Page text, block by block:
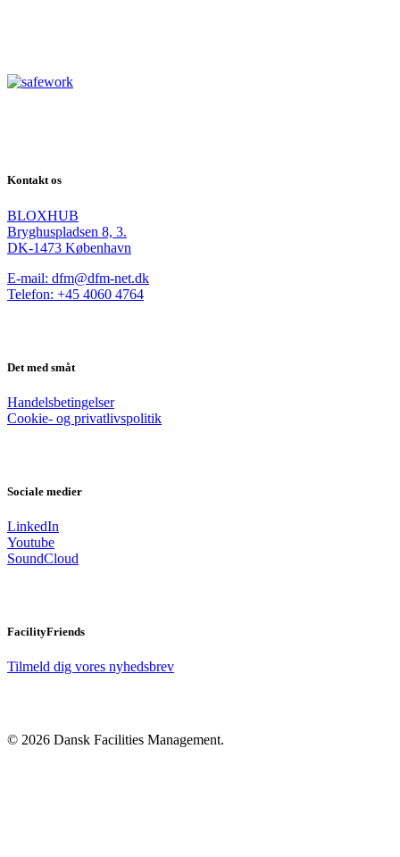
Kontakt os
BLOXHUB
Bryghuspladsen 8, 3.
DK-1473 København
E-mail: dfm@dfm-net.dk
Telefon: +45 4060 4764
Det med småt
Handelsbetingelser
Cookie- og privatlivspolitik
Sociale medier
LinkedIn
Youtube
SoundCloud
FacilityFriends
Tilmeld dig vores nyhedsbrev
© 2026 Dansk Facilities Management.